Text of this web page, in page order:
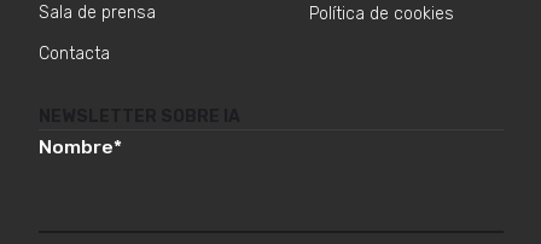
Sala de prensa
Contacta
Política de cookies
Nombre*